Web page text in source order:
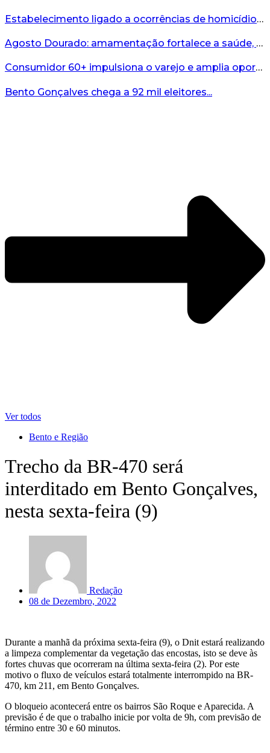
Estabelecimento ligado a ocorrências de homicídio é interditado durante fiscalização em Bento...
Agosto Dourado: amamentação fortalece a saúde, o desenvolvimento e os vínculos...
Consumidor 60+ impulsiona o varejo e amplia oportunidades para o comércio ...
Bento Gonçalves chega a 92 mil eleitores...
Ver todos
Bento e Região
Trecho da BR-470 será
interditado em Bento Gonçalves,
nesta sexta-feira (9)
Redação
08 de Dezembro, 2022
Durante a manhã da próxima sexta-feira (9), o Dnit estará realizando
a limpeza complementar da vegetação das encostas, isto se deve às
fortes chuvas que ocorreram na última sexta-feira (2). Por este
motivo o fluxo de veículos estará totalmente interrompido na BR-
470, km 211, em Bento Gonçalves.
O bloqueio acontecerá entre os bairros São Roque e Aparecida. A
previsão é de que o trabalho inicie por volta de 9h, com previsão de
término entre 30 e 60 minutos.